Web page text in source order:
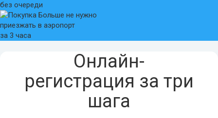
без очереди
Больше не нужно
приезжать в аэропорт
за 3 часа
Онлайн-
регистрация за три
шага